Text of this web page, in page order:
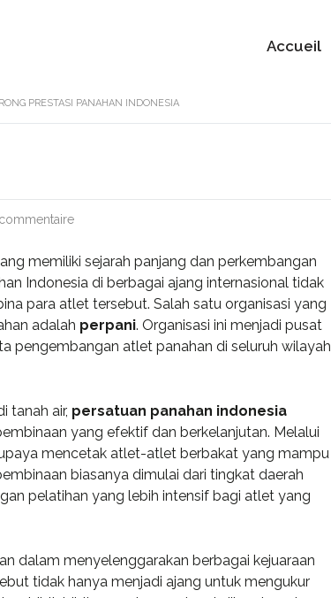
Accueil
PRESTASI PANAHAN INDONESIA
memiliki sejarah panjang dan perkembangan
Indonesia di berbagai ajang internasional tidak
para atlet tersebut. Salah satu organisasi yang
adalah perpani. Organisasi ini menjadi pusat
pengembangan atlet panahan di seluruh wilayah
tanah air, persatuan panahan indonesia
yang efektif dan berkelanjutan. Melalui
mencetak atlet-atlet berbakat yang mampu
biasanya dimulai dari tingkat daerah
pelatihan yang lebih intensif bagi atlet yang
dalam menyelenggarakan berbagai kejuaraan
tidak hanya menjadi ajang untuk mengukur